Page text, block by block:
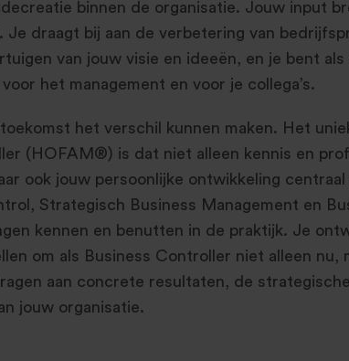
binnen de organisatie. Jouw input
Je draagt bij aan de verbetering van
van jouw visie en ideeën, en je bent als
het management en voor je collega’s.
het verschil kunnen maken. Het
(HOFAM®) is dat niet alleen kennis en
ook jouw persoonlijke ontwikkeling
Strategisch Business Management en
kennen en benutten in de praktijk. Je
om als Business Controller niet alleen nu,
aan concrete resultaten, de
jouw organisatie.